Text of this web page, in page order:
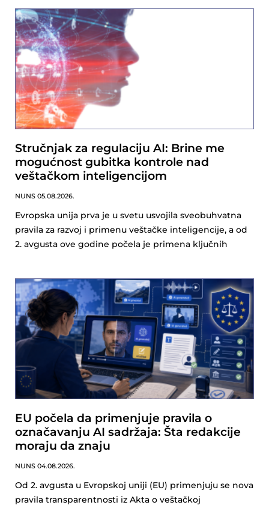
Stručnjak za regulaciju AI: Brine me
mogućnost gubitka kontrole nad
veštačkom inteligencijom
NUNS 05.08.2026.
Evropska unija prva je u svetu usvojila sveobuhvatna
pravila za razvoj i primenu veštačke inteligencije, a od
2. avgusta ove godine počela je primena ključnih
EU počela da primenjuje pravila o
označavanju AI sadržaja: Šta redakcije
moraju da znaju
NUNS 04.08.2026.
Od 2. avgusta u Evropskoj uniji (EU) primenjuju se nova
pravila transparentnosti iz Akta o veštačkoj